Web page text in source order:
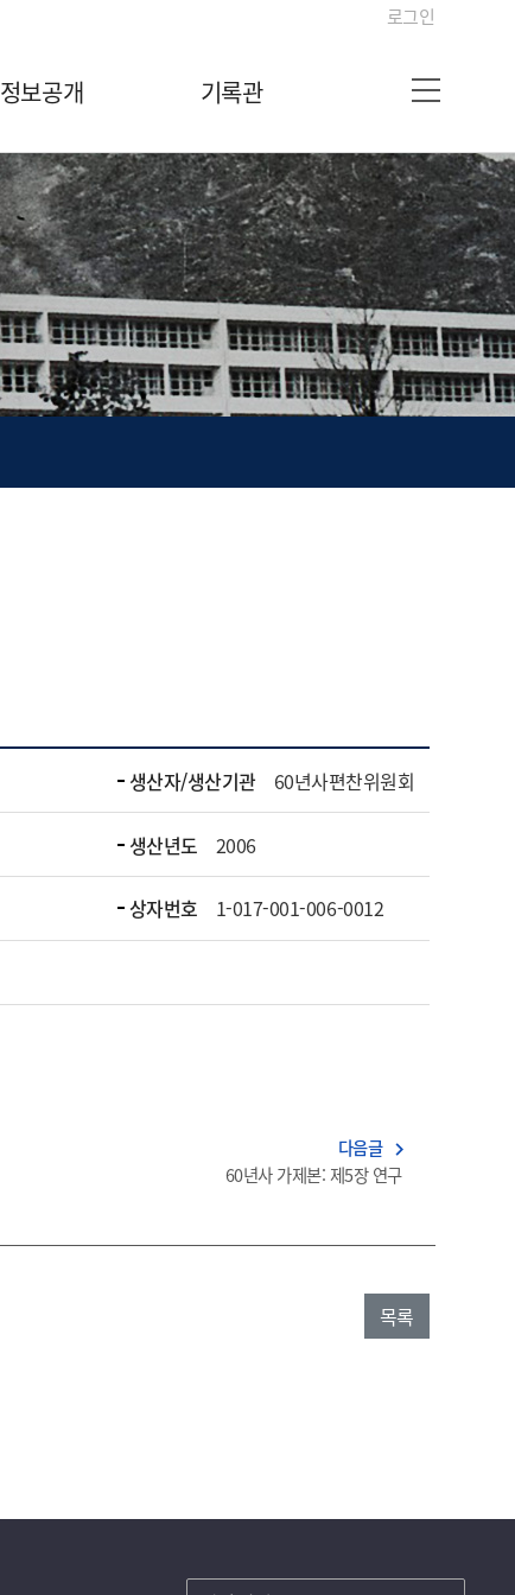
로그인
정보공개 기록관 사이트맵
생산자/생산기관 60년사편찬위원회
생산년도 2006
상자번호 1-017-001-006-0012
다음글 navigate_next
60년사 가제본: 제5장 연구
목록